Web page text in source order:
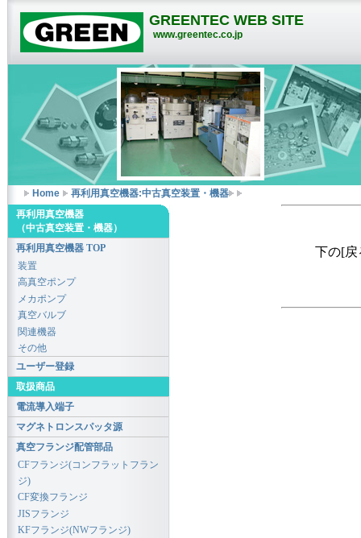
GREENTEC WEB SITE
www.greentec.co.jp
Home 再利用真空機器:中古真空装置・機器
下の[戻
再利用真空機器
（中古真空装置・機器）
再利用真空機器 TOP
装置
高真空ポンプ
メカポンプ
真空バルブ
関連機器
その他
ユーザー登録
取扱商品
電流導入端子
マグネトロンスパッタ源
真空フランジ配管部品
CFフランジ(コンフラットフラン
ジ)
CF変換フランジ
JISフランジ
KFフランジ(NWフランジ)